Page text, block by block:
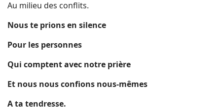
Au milieu des conflits.
Nous te prions en silence
Pour les personnes
Qui comptent avec notre prière
Et nous nous confions nous-mêmes
A ta tendresse.